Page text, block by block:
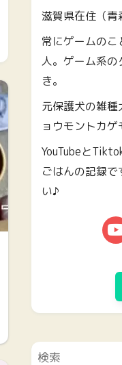
滋賀県在住（
常にゲームの
人。ゲーム系
き。
元保護犬の雑
ョウモントカゲ
YouTubeと
ごはんの記録
い♪